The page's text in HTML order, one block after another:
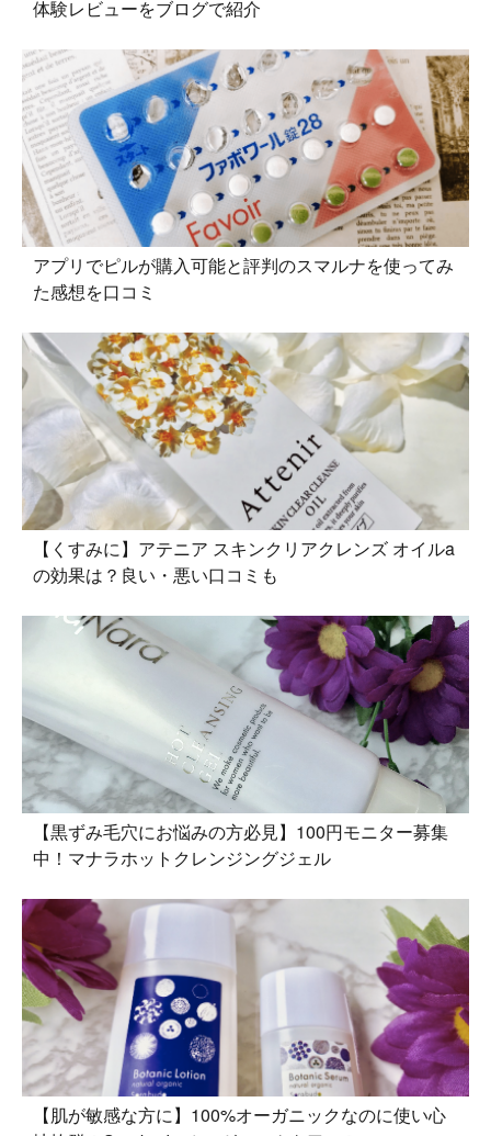
体験レビューをブログで紹介
アプリでピルが購入可能と評判のスマルナを使ってみ
た感想を口コミ
【くすみに】アテニア スキンクリアクレンズ オイルa
の効果は？良い・悪い口コミも
【黒ずみ毛穴にお悩みの方必見】100円モニター募集
中！マナラホットクレンジングジェル
【肌が敏感な方に】100%オーガニックなのに使い心